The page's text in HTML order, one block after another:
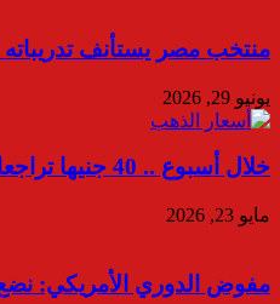
منتخب مصر يستأنف تدريباته
يونيو 29, 2026
خلال أسبوع .. 40 جنيها تراجعا في أسعار الذهب
مايو 23, 2026
مفوض الدوري الأمريكي: